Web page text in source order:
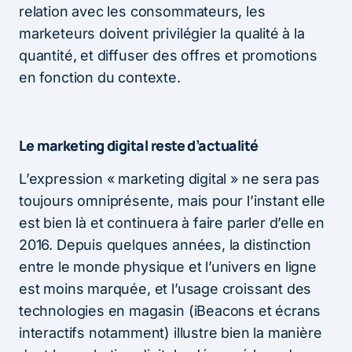
relation avec les consommateurs, les
marketeurs doivent privilégier la qualité à la
quantité, et diffuser des offres et promotions
en fonction du contexte.
Le marketing digital reste d’actualité
L’expression « marketing digital » ne sera pas
toujours omniprésente, mais pour l’instant elle
est bien là et continuera à faire parler d’elle en
2016. Depuis quelques années, la distinction
entre le monde physique et l’univers en ligne
est moins marquée, et l’usage croissant des
technologies en magasin (iBeacons et écrans
interactifs notamment) illustre bien la manière